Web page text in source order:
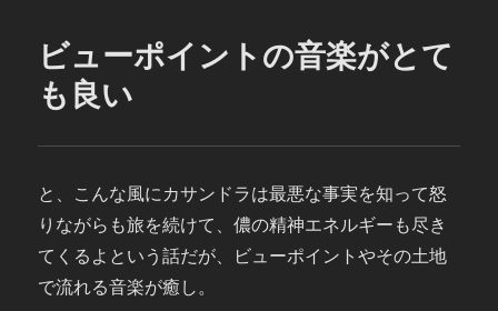
ビューポイントの音楽がとて
も良い
と、こんな風にカサンドラは最悪な事実を知って怒
りながらも旅を続けて、儂の精神エネルギーも尽き
てくるよという話だが、ビューポイントやその土地
で流れる音楽が癒し。